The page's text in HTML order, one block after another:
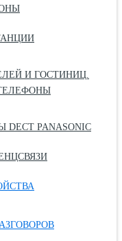
И ГОСТИНИЦ.
PANASONIC